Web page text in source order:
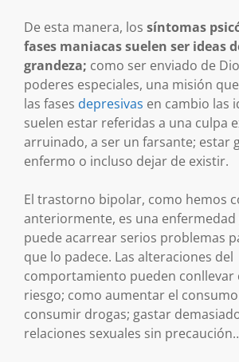
De esta manera, los síntomas
fases maniacas suelen ser ideas
grandeza; como ser enviado de
poderes especiales, una misión
las fases depresivas en cambio las
suelen estar referidas a una culpa
arruinado, a ser un farsante; estar
enfermo o incluso dejar de existir.
El trastorno bipolar, como hemos
anteriormente, es una enfermedad
puede acarrear serios problemas
que lo padece. Las alteraciones del
comportamiento pueden conllevar
riesgo; como aumentar el
consumir drogas; gastar
relaciones sexuales sin